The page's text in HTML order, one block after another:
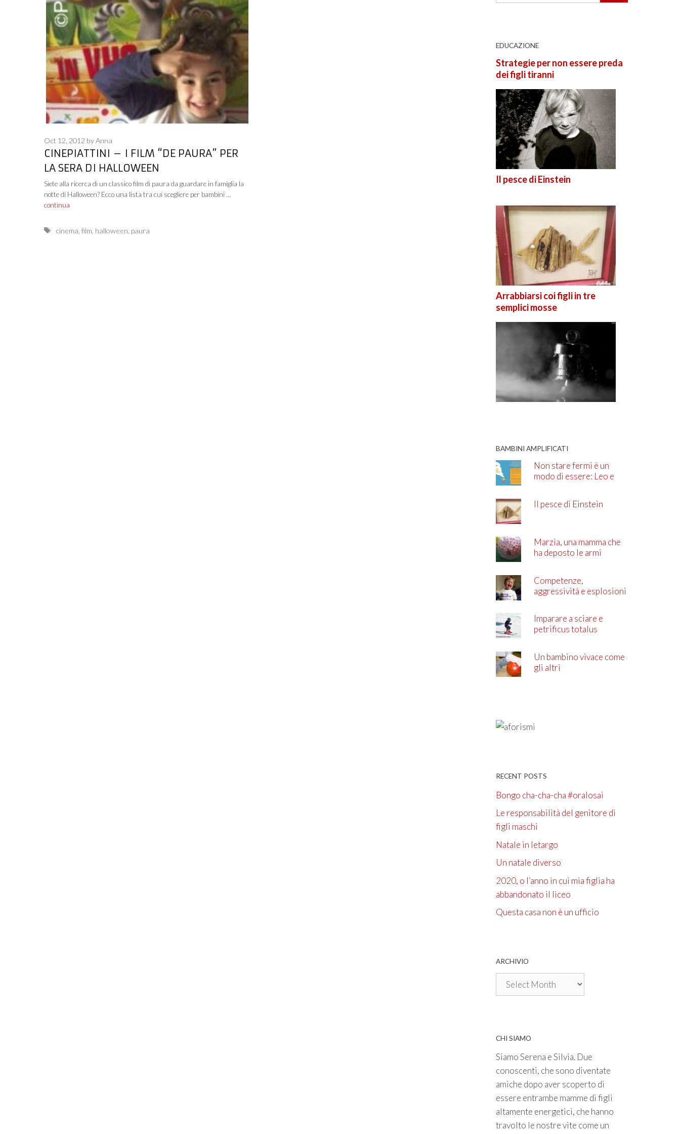
CINEPIATTINI – I FILM “DE PAURA” PER
LA SERA DI HALLOWEEN
Oct 12, 2012 byAnna
Siete alla ricerca di un classico film di paura da guardare in famiglia la
notte di Halloween? Ecco una lista tra cui scegliere per bambini …
continua
Tags
cinema ,film halloween paura
EDUCAZIONE
Strategie per non essere preda
dei figli tiranni
Il pesce di Einstein
Arrabbiarsi coi figli in tre
semplici mosse
BAMBINI AMPLIFICATI
Non stare fermi è un
modo di essere: Leo e
Il pesce di Einstein
Marzia, una mamma che
ha deposto le armi
Competenze,
aggressività e esplosioni
Imparare a sciare e
petrificus totalus
Un bambino vivace come
gli altri
RECENT POSTS
Bongo cha-cha-cha #oralosai
Le responsabilità del genitore di
figli maschi
Natale in letargo
Un natale diverso
2020, o l’anno in cui mia figlia ha
abbandonato il liceo
Questa casa non è un ufficio
ARCHIVIO
Archivio
CHI SIAMO
Siamo Serena e Silvia. Due
conoscenti, che sono diventate
amiche dopo aver scoperto di
essere entrambe mamme di figli
altamente energetici, che hanno
travolto le nostre vite come un